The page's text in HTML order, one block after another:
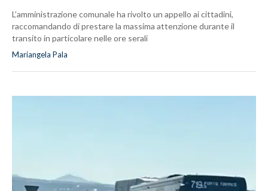
L’amministrazione comunale ha rivolto un appello ai cittadini,
raccomandando di prestare la massima attenzione durante il
transito in particolare nelle ore serali
Mariangela Pala